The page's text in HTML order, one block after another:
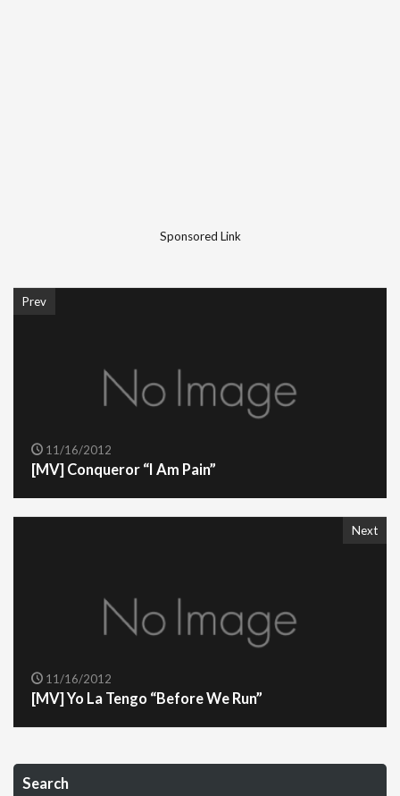
Sponsored Link
Prev
11/16/2012
[MV] Conqueror “I Am Pain”
Next
11/16/2012
[MV] Yo La Tengo “Before We Run”
Search